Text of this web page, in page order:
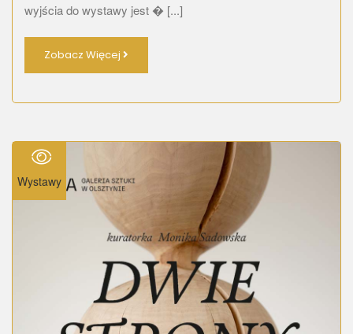
wyjścia do wystawy jest � [...]
Zobacz Więcej
Wystawy